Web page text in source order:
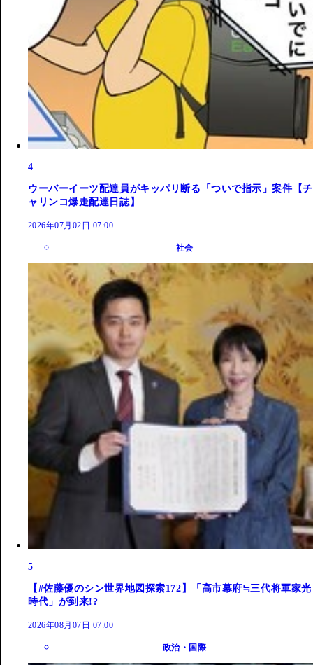
4
ウーバーイーツ配達員がキッパリ断る「ついで指示」案件【チ
ャリンコ爆走配達日誌】
2026年07月02日 07:00
社会
5
【#佐藤優のシン世界地図探索172】「高市幕府≒三代将軍家光
時代」が到来!?
2026年08月07日 07:00
政治・国際